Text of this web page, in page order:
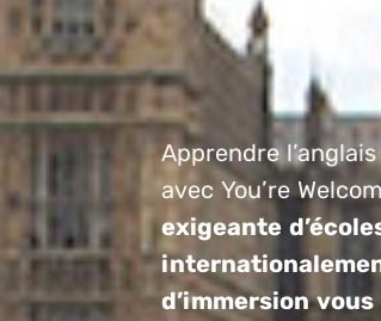
Apprendre
avec You’re
exigeante
d’immersion